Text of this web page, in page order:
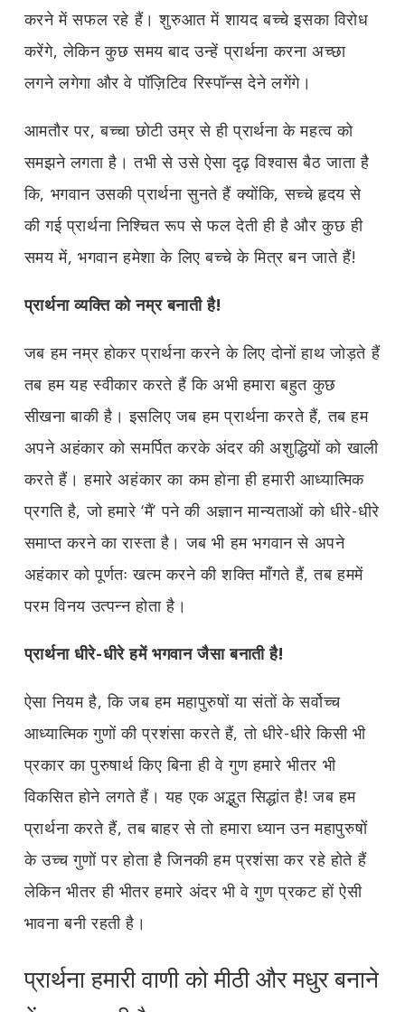
करने में सफल रहे हैं। शुरुआत में शायद बच्चे इसका विरोध
करेंगे, लेकिन कुछ समय बाद उन्हें प्रार्थना करना अच्छा
लगने लगेगा और वे पॉज़िटिव रिस्पॉन्स देने लगेंगे।
आमतौर पर, बच्चा छोटी उम्र से ही प्रार्थना के महत्व को
समझने लगता है। तभी से उसे ऐसा दृढ़ विश्वास बैठ जाता है
कि, भगवान उसकी प्रार्थना सुनते हैं क्योंकि, सच्चे हृदय से
की गई प्रार्थना निश्चित रूप से फल देती ही है और कुछ ही
समय में, भगवान हमेशा के लिए बच्चे के मित्र बन जाते हैं!
प्रार्थना व्यक्ति को नम्र बनाती है!
जब हम नम्र होकर प्रार्थना करने के लिए दोनों हाथ जोड़ते हैं
तब हम यह स्वीकार करते हैं कि अभी हमारा बहुत कुछ
सीखना बाकी है। इसलिए जब हम प्रार्थना करते हैं, तब हम
अपने अहंकार को समर्पित करके अंदर की अशुद्धियों को खाली
करते हैं। हमारे अहंकार का कम होना ही हमारी आध्यात्मिक
प्रगति है, जो हमारे ‘मैं’ पने की अज्ञान मान्यताओं को धीरे-धीरे
समाप्त करने का रास्ता है। जब भी हम भगवान से अपने
अहंकार को पूर्णतः खत्म करने की शक्ति माँगते हैं, तब हममें
परम विनय उत्पन्न होता है।
प्रार्थना धीरे-धीरे हमें भगवान जैसा बनाती है!
ऐसा नियम है, कि जब हम महापुरुषों या संतों के सर्वोच्च
आध्यात्मिक गुणों की प्रशंसा करते हैं, तो धीरे-धीरे किसी भी
प्रकार का पुरुषार्थ किए बिना ही वे गुण हमारे भीतर भी
विकसित होने लगते हैं। यह एक अद्भुत सिद्धांत है! जब हम
प्रार्थना करते हैं, तब बाहर से तो हमारा ध्यान उन महापुरुषों
के उच्च गुणों पर होता है जिनकी हम प्रशंसा कर रहे होते हैं
लेकिन भीतर ही भीतर हमारे अंदर भी वे गुण प्रकट हों ऐसी
भावना बनी रहती है।
प्रार्थना हमारी वाणी को मीठी और मधुर बनाने